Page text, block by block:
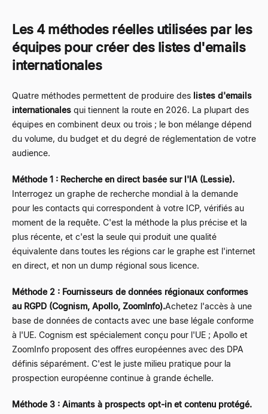
Les 4 méthodes réelles utilisées par les
équipes pour créer des listes d'emails
internationales
Quatre méthodes permettent de produire des listes d'emails
internationales qui tiennent la route en 2026. La plupart des
équipes en combinent deux ou trois ; le bon mélange dépend
du volume, du budget et du degré de réglementation de votre
audience.
Méthode 1 : Recherche en direct basée sur l'IA (Lessie).
Interrogez un graphe de recherche mondial à la demande
pour les contacts qui correspondent à votre ICP, vérifiés au
moment de la requête. C'est la méthode la plus précise et la
plus récente, et c'est la seule qui produit une qualité
équivalente dans toutes les régions car le graphe est l'internet
en direct, et non un dump régional sous licence.
Méthode 2 : Fournisseurs de données régionaux conformes
au RGPD (Cognism, Apollo, ZoomInfo).Achetez l'accès à une
base de données de contacts avec une base légale conforme
à l'UE. Cognism est spécialement conçu pour l'UE ; Apollo et
ZoomInfo proposent des offres européennes avec des DPA
définis séparément. C'est le juste milieu pratique pour la
prospection européenne continue à grande échelle.
Méthode 3 : Aimants à prospects opt-in et contenu protégé.